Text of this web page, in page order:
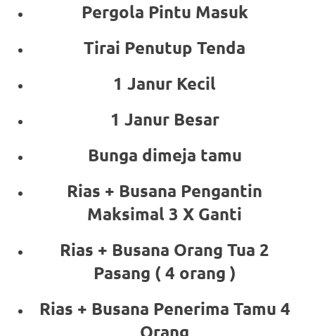
Pergola Pintu Masuk
Tirai Penutup Tenda
1 Janur Kecil
1 Janur Besar
Bunga dimeja tamu
Rias + Busana Pengantin
Maksimal 3 X Ganti
Rias + Busana Orang Tua 2
Pasang ( 4 orang )
Rias + Busana Penerima Tamu 4